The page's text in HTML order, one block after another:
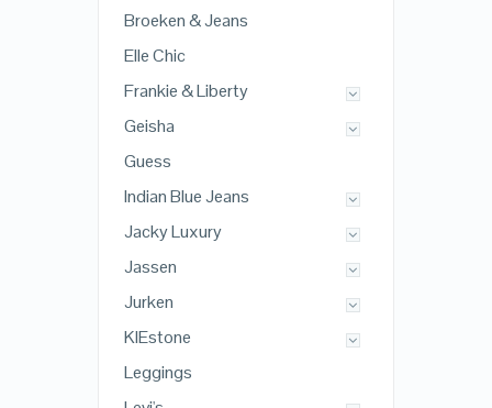
Broeken & Jeans
Elle Chic
Frankie & Liberty
Geisha
Guess
Indian Blue Jeans
Jacky Luxury
Jassen
Jurken
KIEstone
Leggings